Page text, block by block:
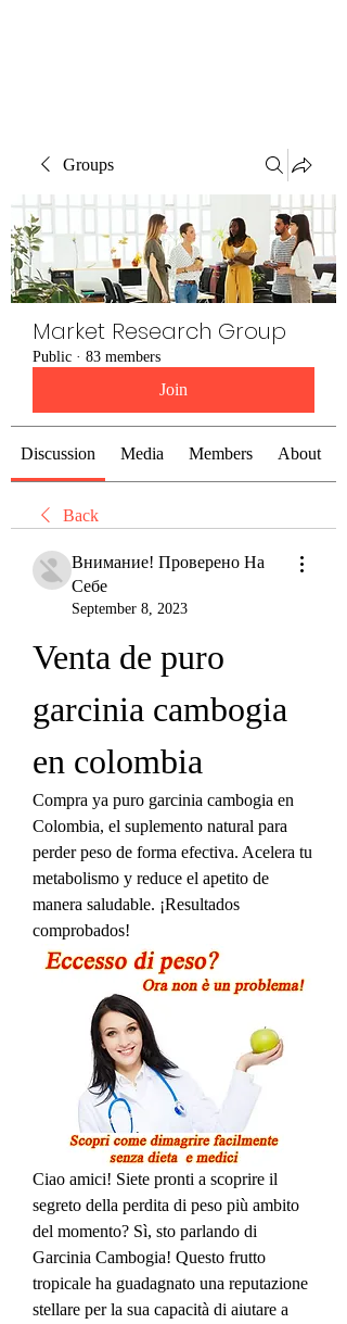
Groups
Market Research Group
Public · 83 members
Join
Discussion Media Members About
Back
Внимание! Проверено На
Себе
September 8, 2023
Venta de puro
garcinia cambogia
en colombia
Compra ya puro garcinia cambogia en
Colombia, el suplemento natural para
perder peso de forma efectiva. Acelera tu
metabolismo y reduce el apetito de
manera saludable. ¡Resultados
comprobados!
Ciao amici! Siete pronti a scoprire il
segreto della perdita di peso più ambito
del momento? Sì, sto parlando di
Garcinia Cambogia! Questo frutto
tropicale ha guadagnato una reputazione
stellare per la sua capacità di aiutare a